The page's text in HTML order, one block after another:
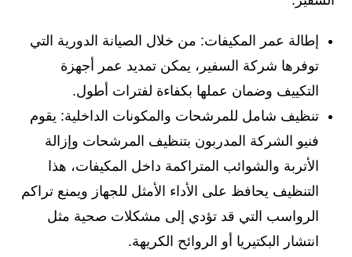
إطالة عمر المكيفات: من خلال الصيانة الدورية التي
توفرها شركة السفير، يمكن تمديد عمر أجهزة
التكييف وضمان عملها بكفاءة لفترات أطول.
تنظيف شامل للمرشحات والمكونات الداخلية: يقوم
فنيو الشركة المدربون بتنظيف المرشحات وإزالة
الأتربة والشوائب المتراكمة داخل المكيفات، هذا
التنظيف يحافظ على الأداء الأمثل للجهاز ويمنع تراكم
الرواسب التي قد تؤدي إلى مشكلات صحية مثل
انتشار البكتيريا أو الروائح الكريهة.